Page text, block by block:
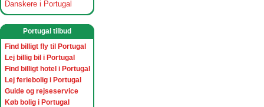
Danskere i Portugal
Portugal tilbud
Find billigt fly til Portugal
Lej billig bil i Portugal
Find billigt hotel i Portugal
Lej feriebolig i Portugal
Guide og rejseservice
Køb bolig i Portugal